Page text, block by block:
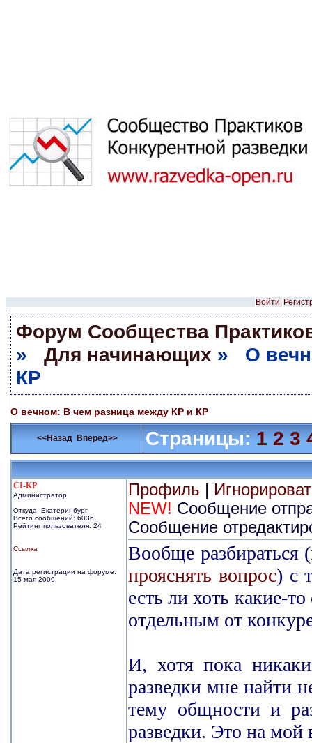
Войти
Форум Сообщества
» Для начинающих » О
КР
О вечном: В чем разница между КР и КР
<<Назад Вперед>> Страницы:1 2 3
CI-KP
Администратор
Откуда: Екатеринбург
Всего сообщений: 6036
Рейтинг пользователя: 24
Ссылка
Дата регистрации на форуме:
15 мая 2009
Профиль |
NEW! Сообщение
Сообщение
Вообще разбираться
прояснять вопрос) с
есть ли хоть какие-
отдельным от
И, хотя пока
разведки мне найти
тему общности и
разведки. Это на мой